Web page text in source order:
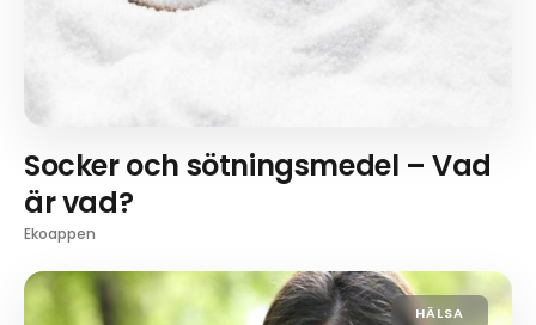
Socker och sötningsmedel – Vad
är vad?
Ekoappen
HÄLSA